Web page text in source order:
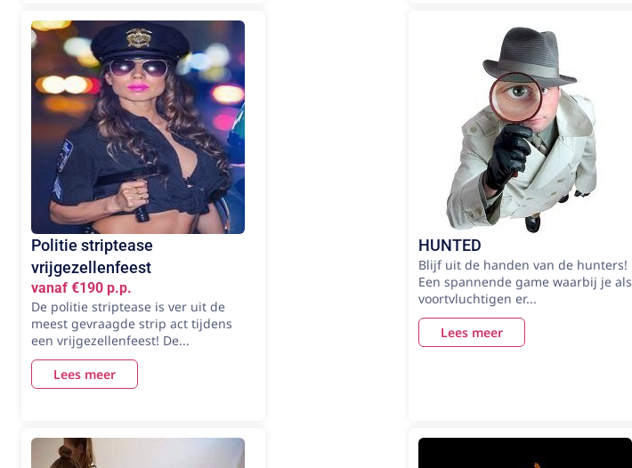
Politie striptease
vrijgezellenfeest
vanaf €190 p.p.
De politie striptease is ver uit de
meest gevraagde strip act tijdens
een vrijgezellenfeest! De...
Lees meer
HUNTED
Blijf uit de handen van de hunters!
Een spannende game waarbij je als
voortvluchtigen er...
Lees meer